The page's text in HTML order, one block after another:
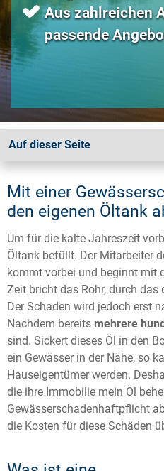
Aus zahlreichen
passende
Auf dieser Seite
Mit einer
den eigenen Öltank
Um für die kalte Jahreszeit
Öltank befüllt. Der Mitarbeiter
kommt vorbei und beginnt mit
Zeit bricht das Rohr, durch
Der Schaden wird jedoch erst
Nachdem bereits mehrere
sind. Sickert dieses Öl in den
ein Gewässer in der Nähe, so
Hauseigentümer werden.
die ihre Immobilie mein Öl
Gewässerschadenhaftpflicht
die Kosten für diese Schäden